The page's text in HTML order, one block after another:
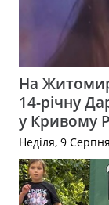
На
14-річну
у Кривому
Неділя, 9